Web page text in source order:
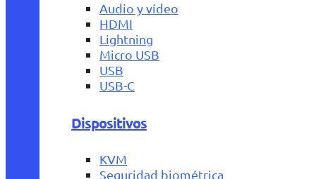
Audio y vídeo
HDMI
Lightning
Micro USB
USB
USB-C
Dispositivos
KVM
Seguridad biométrica